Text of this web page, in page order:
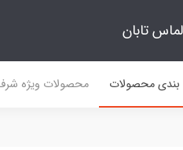
تابان
بندی محصولات محصولات ویژه